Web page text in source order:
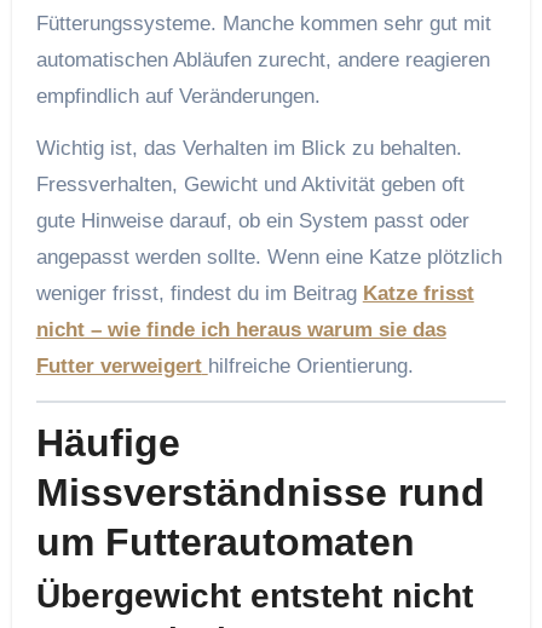
Fütterungssysteme. Manche kommen sehr gut mit
automatischen Abläufen zurecht, andere reagieren
empfindlich auf Veränderungen.
Wichtig ist, das Verhalten im Blick zu behalten.
Fressverhalten, Gewicht und Aktivität geben oft
gute Hinweise darauf, ob ein System passt oder
angepasst werden sollte. Wenn eine Katze plötzlich
weniger frisst, findest du im Beitrag Katze frisst
nicht – wie finde ich heraus warum sie das
Futter verweigert hilfreiche Orientierung.
Häufige
Missverständnisse rund
um Futterautomaten
Übergewicht entsteht nicht